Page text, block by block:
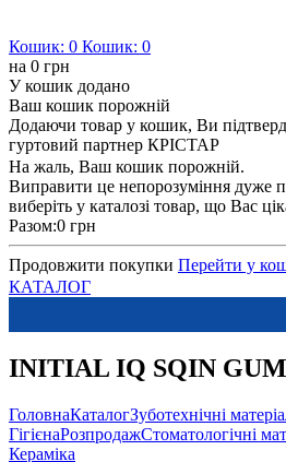
Кошик: 0 Кошик: 0
на 0 грн
У кошик додано
Ваш кошик порожній
Додаючи товар у кошик, Ви
гуртовий партнер КРІСТАР
На жаль, Ваш кошик порожній.
Виправити це непорозуміння дуже
виберіть у каталозі товар, що Вас
Разом:0 грн
Продовжити покупки Перейти у
КАТАЛОГ
INITIAL IQ SQIN
ГоловнаКаталогЗуботехнічні
ГігієнаРозпродажСтоматологічні
Кераміка